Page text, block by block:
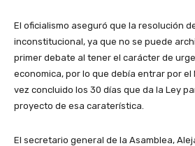
El oficialismo aseguró que la resolución
inconstitucional, ya que no se puede
primer debate al tener el carácter de
economica, por lo que debía entrar por el
vez concluido los 30 días que da la Ley
proyecto de esa caraterística.
El secretario general de la Asamblea,